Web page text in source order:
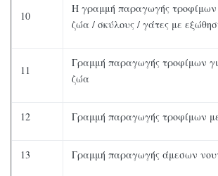
10
Η γραμμή παραγωγής τροφίμων
ζώα / σκύλους / γάτες με
11
Γραμμή παραγωγής τροφίμων
ζώα
12 Γραμμή παραγωγής τροφίμων
13 Γραμμή παραγωγής άμεσων